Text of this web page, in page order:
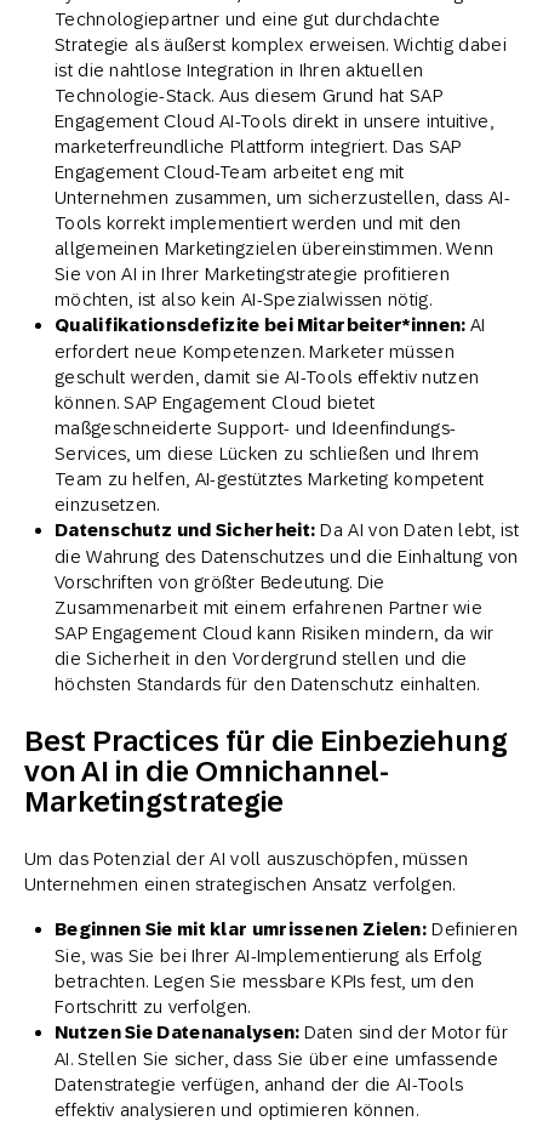
Technologiepartner und eine gut durchdachte
Strategie als äußerst komplex erweisen. Wichtig dabei
ist die nahtlose Integration in Ihren aktuellen
Technologie-Stack. Aus diesem Grund hat SAP
Engagement Cloud AI-Tools direkt in unsere intuitive,
marketerfreundliche Plattform integriert. Das SAP
Engagement Cloud-Team arbeitet eng mit
Unternehmen zusammen, um sicherzustellen, dass AI-
Tools korrekt implementiert werden und mit den
allgemeinen Marketingzielen übereinstimmen. Wenn
Sie von AI in Ihrer Marketingstrategie profitieren
möchten, ist also kein AI-Spezialwissen nötig.
Qualifikationsdefizite bei Mitarbeiter*innen: AI
erfordert neue Kompetenzen. Marketer müssen
geschult werden, damit sie AI-Tools effektiv nutzen
können. SAP Engagement Cloud bietet
maßgeschneiderte Support- und Ideenfindungs-
Services, um diese Lücken zu schließen und Ihrem
Team zu helfen, AI-gestütztes Marketing kompetent
einzusetzen.
Datenschutz und Sicherheit: Da AI von Daten lebt, ist
die Wahrung des Datenschutzes und die Einhaltung von
Vorschriften von größter Bedeutung. Die
Zusammenarbeit mit einem erfahrenen Partner wie
SAP Engagement Cloud kann Risiken mindern, da wir
die Sicherheit in den Vordergrund stellen und die
höchsten Standards für den Datenschutz einhalten.
Best Practices für die Einbeziehung
von AI in die Omnichannel-
Marketingstrategie
Um das Potenzial der AI voll auszuschöpfen, müssen
Unternehmen einen strategischen Ansatz verfolgen.
Beginnen Sie mit klar umrissenen Zielen: Definieren
Sie, was Sie bei Ihrer AI-Implementierung als Erfolg
betrachten. Legen Sie messbare KPIs fest, um den
Fortschritt zu verfolgen.
Nutzen Sie Datenanalysen: Daten sind der Motor für
AI. Stellen Sie sicher, dass Sie über eine umfassende
Datenstrategie verfügen, anhand der die AI-Tools
effektiv analysieren und optimieren können.